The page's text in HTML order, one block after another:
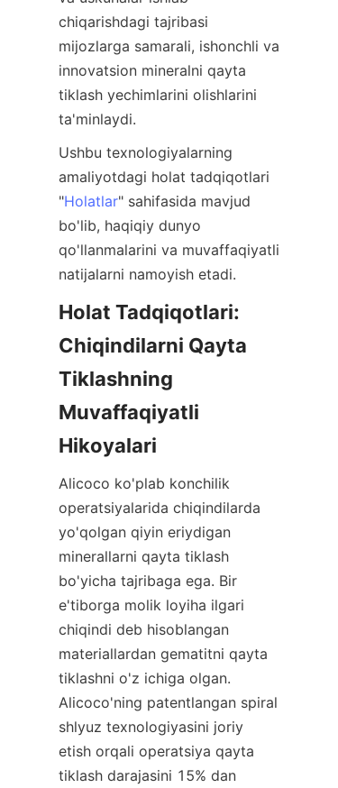
chiqarishdagi tajribasi
mijozlarga samarali, ishonchli va
innovatsion mineralni qayta
tiklash yechimlarini olishlarini
Ushbu texnologiyalarning
amaliyotdagi holat tadqiqotlari
"Holatlar" sahifasida mavjud
bo'lib, haqiqiy dunyo
qo'llanmalarini va muvaffaqiyatli
Holat Tadqiqotlari:
Chiqindilarni Qayta
Tiklashning
Muvaffaqiyatli
Alicoco ko'plab konchilik
operatsiyalarida chiqindilarda
yo'qolgan qiyin eriydigan
minerallarni qayta tiklash
bo'yicha tajribaga ega. Bir
e'tiborga molik loyiha ilgari
chiqindi deb hisoblangan
materiallardan gematitni qayta
tiklashni o'z ichiga olgan.
Alicoco'ning patentlangan spiral
shlyuz texnologiyasini joriy
etish orqali operatsiya qayta
tiklash darajasini 15% dan